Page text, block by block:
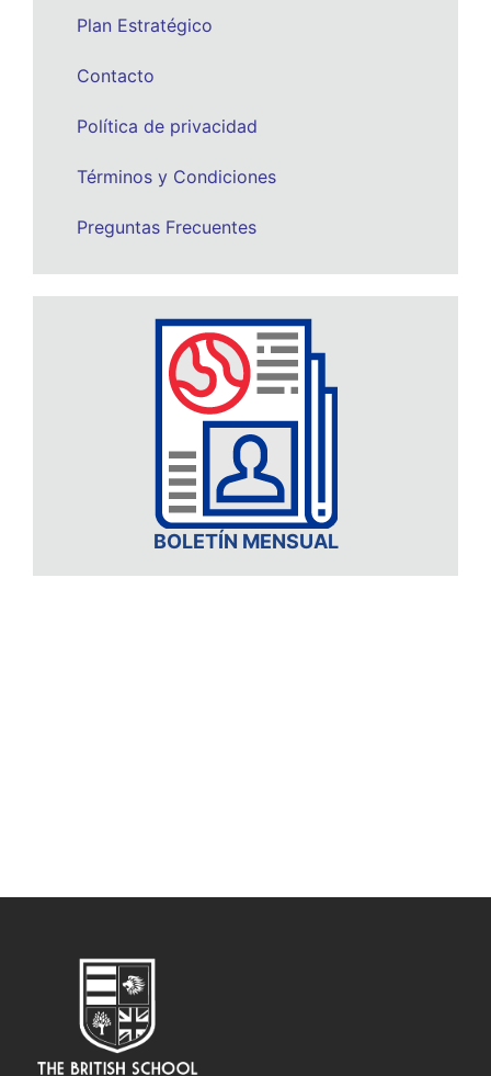
Plan Estratégico
Contacto
Política de privacidad
Términos y Condiciones
Preguntas Frecuentes
BOLETÍN MENSUAL